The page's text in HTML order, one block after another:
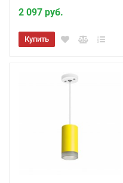
2 097 руб.
Купить